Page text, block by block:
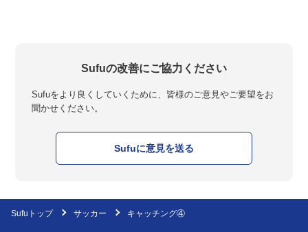
Sufuの改善にご協力ください
Sufuをより良くしていくために、皆様のご意見やご要望をお
聞かせください。
Sufuに意見を送る
Sufuトップ サッカー キャッチング④